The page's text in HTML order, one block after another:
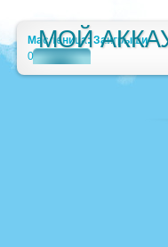
МОЙ
Масленица: Заигрыши
0